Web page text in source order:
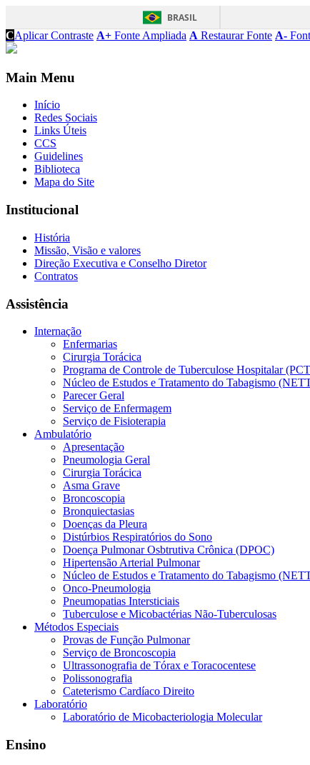
BRASIL
CAplicar Contraste A+ Fonte Ampliada A Restaurar Fonte A-
Main Menu
Início
Redes Sociais
Links Úteis
CCS
Guidelines
Biblioteca
Mapa do Site
Institucional
História
Missão, Visão e valores
Direção Executiva e Conselho Diretor
Contratos
Assistência
Internação
Enfermarias
Cirurgia Torácica
Programa de Controle de Tuberculose Hospitalar
Núcleo de Estudos e Tratamento do Tabagismo
Parecer Geral
Serviço de Enfermagem
Serviço de Fisioterapia
Ambulatório
Apresentação
Pneumologia Geral
Cirurgia Torácica
Asma Grave
Broncoscopia
Bronquiectasias
Doenças da Pleura
Distúrbios Respiratórios do Sono
Doença Pulmonar Osbtrutiva Crônica (DPOC)
Hipertensão Arterial Pulmonar
Núcleo de Estudos e Tratamento do Tabagismo
Onco-Pneumologia
Pneumopatias Intersticiais
Tuberculose e Micobactérias Não-Tuberculosas
Métodos Especiais
Provas de Função Pulmonar
Serviço de Broncoscopia
Ultrassonografia de Tórax e Toracocentese
Polissonografia
Cateterismo Cardíaco Direito
Laboratório
Laboratório de Micobacteriologia Molecular
Ensino